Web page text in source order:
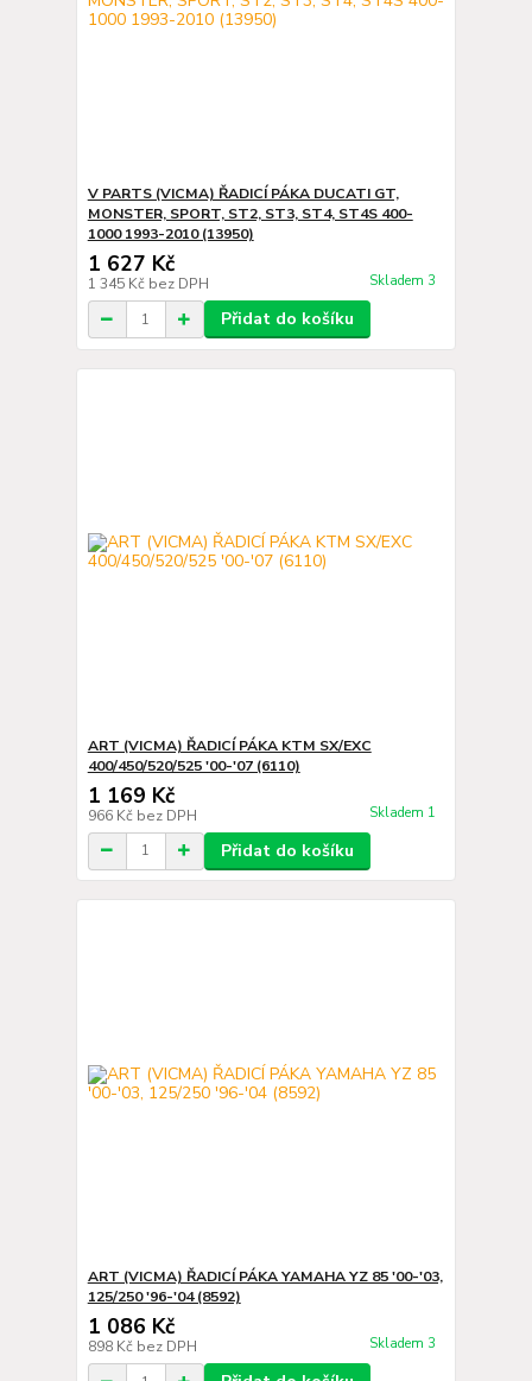
V PARTS (VICMA) ŘADICÍ PÁKA DUCATI GT,
MONSTER, SPORT, ST2, ST3, ST4, ST4S 400-
1000 1993-2010 (13950)
1 627 Kč
1 345 Kč bez DPH Skladem 3
Přidat do košíku
ART (VICMA) ŘADICÍ PÁKA KTM SX/EXC
400/450/520/525 '00-'07 (6110)
1 169 Kč
966 Kč bez DPH Skladem 1
Přidat do košíku
ART (VICMA) ŘADICÍ PÁKA YAMAHA YZ 85 '00-'03,
125/250 '96-'04 (8592)
1 086 Kč
898 Kč bez DPH Skladem 3